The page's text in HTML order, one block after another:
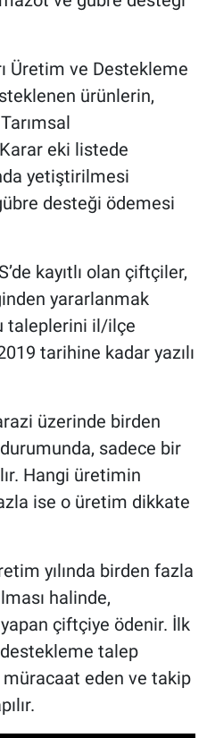
Üretim ve Destekleme
ürünlerin,
eki listede
yetiştirilmesi
desteği ödemesi
kayıtlı olan çiftçiler,
yararlanmak
taleplerini il/ilçe
tarihine kadar yazılı
üzerinde birden
sadece bir
Hangi üretimin
ise o üretim dikkate
yılında birden fazla
halinde,
çiftçiye ödenir. İlk
talep
eden ve takip